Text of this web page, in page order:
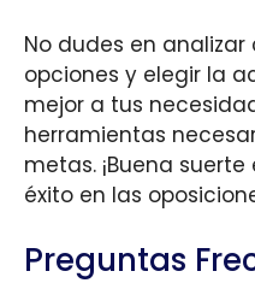
No dudes en
opciones y elegir la
mejor a tus
herramientas
metas. ¡Buena
éxito en las
Preguntas